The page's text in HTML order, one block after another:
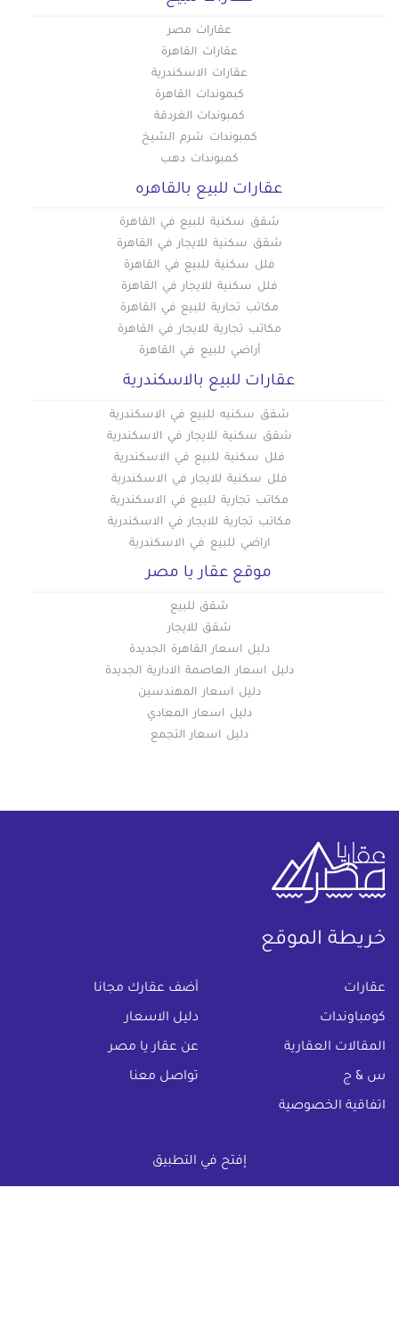
إفتح في التطبيق
عقارات مصر
عقارات القاهرة
عقارات الاسكندرية
كبموندات القاهرة
كمبوندات الغردقة
كمبوندات شرم الشيخ
كمبوندات دهب
عقارات للبيع بالقاهره
شقق سكنية للبيع في القاهرة
شقق سكنية للايجار في القاهرة
فلل سكنية للبيع في القاهرة
فلل سكنية للايجار في القاهرة
مكاتب تجارية للبيع في القاهرة
مكاتب تجارية للايجار في القاهرة
أراضي للبيع في القاهرة
عقارات للبيع بالاسكندرية
شقق سكنيه للبيع في الاسكندرية
شقق سكنية للايجار في الاسكندرية
فلل سكنية للبيع في الاسكندرية
فلل سكنية للايجار في الاسكندرية
مكاتب تجارية للبيع في الاسكندرية
مكاتب تجارية للايجار في الاسكندرية
اراضي للبيع في الاسكندرية
موقع عقار يا مصر
شقق للبيع
شقق للايجار
دليل اسعار القاهرة الجديدة
دليل اسعار العاصمة الادارية الجديدة
دليل اسعار المهندسين
دليل اسعار المعادي
دليل اسعار التجمع
خريطة الموقع
عقارات أضف عقارك مجانا
كومباوندات دليل الاسعار
المقالات العقارية عن عقار يا مصر
س & ج تواصل معنا
اتفاقية الخصوصية